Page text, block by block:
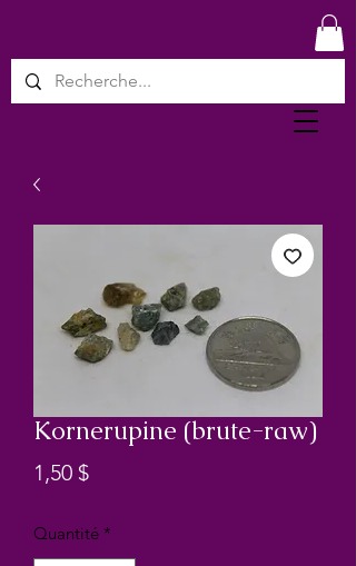
Kornerupine (brute-raw)
1,50 $Prix
Quantité *